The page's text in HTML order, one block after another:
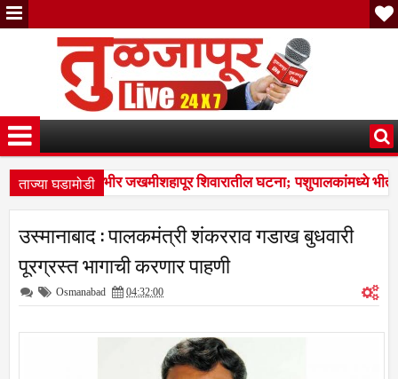
ताज्या घडामोडी
ठार, दोन गंभीर जखमीशहापूर शिवारातील घटना; पशुपालकांमध्ये भीतीचे
तालुक्यातील दाम्पत्याची आर्थिक फसवणूक; परळीच्या आरोपीविरुद्ध
ठार, दोन गंभीर जखमीशहापूर शिवारातील घटना; पशुपालकांमध्ये भीतीचे
उस्मानाबाद : पालकमंत्री शंकरराव गडाख बुधवारी
पूरग्रस्त भागाची करणार पाहणी
Osmanabad 04:32:00